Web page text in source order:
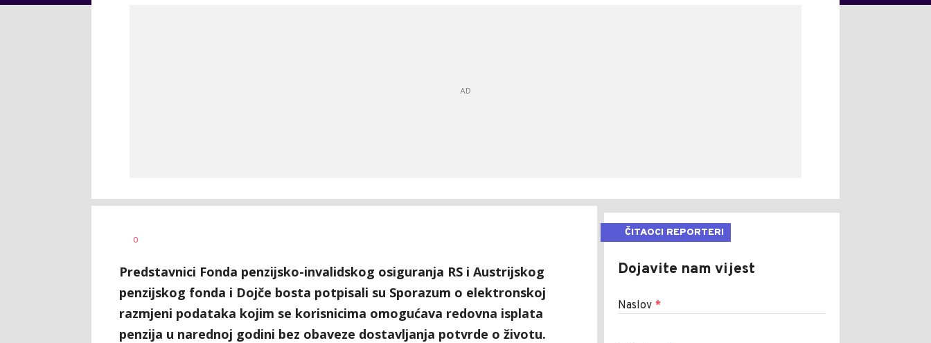
AUTOR
0
Predstavnici Fonda penzijsko-invalidskog osiguranja RS i Austrijskog
penzijskog fonda i Dojče bosta potpisali su Sporazum o elektronskoj
razmjeni podataka kojim se korisnicima omogućava redovna isplata
penzija u narednoj godini bez obaveze dostavljanja potvrde o životu.
ČITAOCI REPORTERI
Dojavite nam vijest
Naslov *